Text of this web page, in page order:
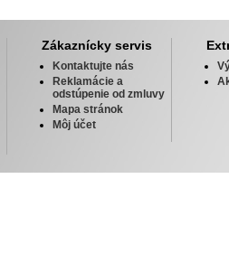
Zákaznícky servis
Kontaktujte nás
Reklamácie a
odstúpenie od zmluvy
Mapa stránok
Môj účet